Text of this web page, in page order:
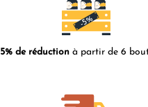
5% de réduction à partir de 6